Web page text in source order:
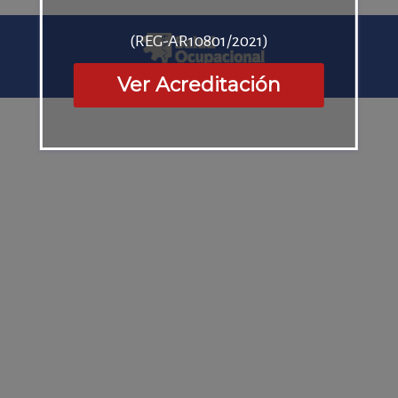
(REG-AR10801/2021)
Ver Acreditación